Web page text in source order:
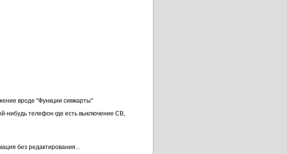
вроде "Функции симкарты"
нибудь телефон где есть выключение CB,
без редактирования...